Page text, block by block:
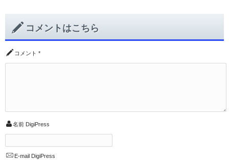
コメントはこちら
コメント *
名前 DigiPress
E-mail DigiPress